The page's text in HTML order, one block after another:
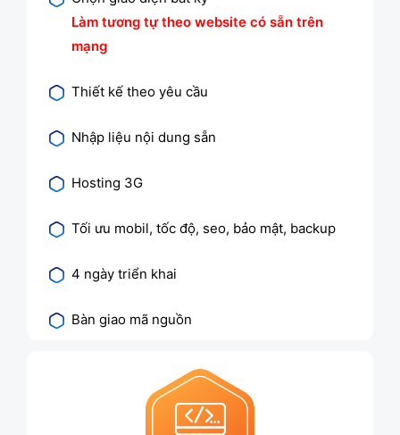
Làm tương tự theo website có sẵn trên
mạng
Thiết kế theo yêu cầu
Nhập liệu nội dung sẵn
Hosting 3G
Tối ưu mobil, tốc độ, seo, bảo mật, backup
4 ngày triển khai
Bàn giao mã nguồn